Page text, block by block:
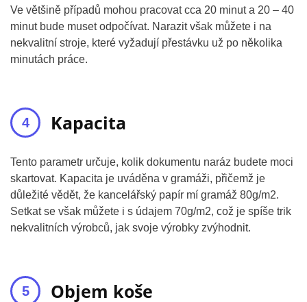
Ve většině případů mohou pracovat cca 20 minut a 20 – 40
minut bude muset odpočívat. Narazit však můžete i na
nekvalitní stroje, které vyžadují přestávku už po několika
minutách práce.
Kapacita
Tento parametr určuje, kolik dokumentu naráz budete moci
skartovat. Kapacita je uváděna v gramáži, přičemž je
důležité vědět, že kancelářský papír mí gramáž 80g/m2.
Setkat se však můžete i s údajem 70g/m2, což je spíše trik
nekvalitních výrobců, jak svoje výrobky zvýhodnit.
Objem koše